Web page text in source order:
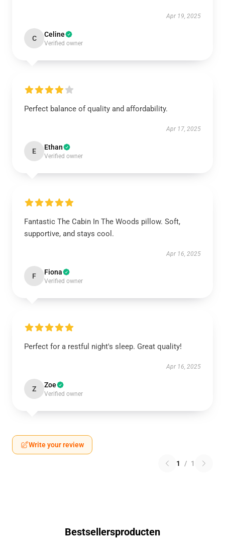
Apr 19, 2025
C Celine
Verified owner
Perfect balance of quality and affordability.
Apr 17, 2025
E Ethan
Verified owner
Fantastic The Cabin In The Woods pillow. Soft,
supportive, and stays cool.
Apr 16, 2025
F Fiona
Verified owner
Perfect for a restful night's sleep. Great quality!
Apr 16, 2025
Z Zoe
Verified owner
Write your review
1 / 1
Bestsellersproducten